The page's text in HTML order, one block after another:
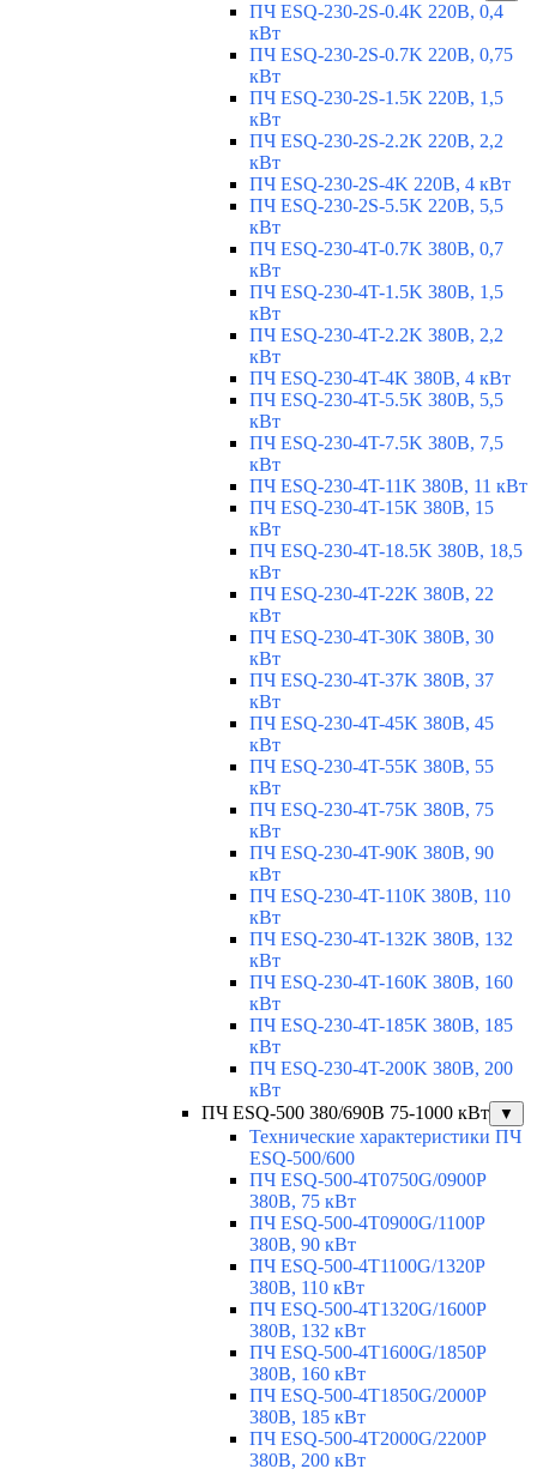
ПЧ ESQ-230-2S-0.4K 220В, 0,4
кВт
ПЧ ESQ-230-2S-0.7K 220В, 0,75
кВт
ПЧ ESQ-230-2S-1.5K 220В, 1,5
кВт
ПЧ ESQ-230-2S-2.2K 220В, 2,2
кВт
ПЧ ESQ-230-2S-4K 220В, 4 кВт
ПЧ ESQ-230-2S-5.5K 220В, 5,5
кВт
ПЧ ESQ-230-4T-0.7K 380В, 0,7
кВт
ПЧ ESQ-230-4T-1.5K 380В, 1,5
кВт
ПЧ ESQ-230-4T-2.2K 380В, 2,2
кВт
ПЧ ESQ-230-4T-4K 380В, 4 кВт
ПЧ ESQ-230-4T-5.5K 380В, 5,5
кВт
ПЧ ESQ-230-4T-7.5K 380В, 7,5
кВт
ПЧ ESQ-230-4T-11K 380В, 11 кВт
ПЧ ESQ-230-4T-15K 380В, 15
кВт
ПЧ ESQ-230-4T-18.5K 380В, 18,5
кВт
ПЧ ESQ-230-4T-22K 380В, 22
кВт
ПЧ ESQ-230-4T-30K 380В, 30
кВт
ПЧ ESQ-230-4T-37K 380В, 37
кВт
ПЧ ESQ-230-4T-45K 380В, 45
кВт
ПЧ ESQ-230-4T-55K 380В, 55
кВт
ПЧ ESQ-230-4T-75K 380В, 75
кВт
ПЧ ESQ-230-4T-90K 380В, 90
кВт
ПЧ ESQ-230-4T-110K 380В, 110
кВт
ПЧ ESQ-230-4T-132K 380В, 132
кВт
ПЧ ESQ-230-4T-160K 380В, 160
кВт
ПЧ ESQ-230-4T-185K 380В, 185
кВт
ПЧ ESQ-230-4T-200K 380В, 200
кВт
ПЧ ESQ-500 380/690В 75-1000 кВт
▼
Технические характеристики ПЧ
ESQ-500/600
ПЧ ESQ-500-4T0750G/0900P
380В, 75 кВт
ПЧ ESQ-500-4T0900G/1100P
380В, 90 кВт
ПЧ ESQ-500-4T1100G/1320P
380В, 110 кВт
ПЧ ESQ-500-4T1320G/1600P
380В, 132 кВт
ПЧ ESQ-500-4T1600G/1850P
380В, 160 кВт
ПЧ ESQ-500-4T1850G/2000P
380В, 185 кВт
ПЧ ESQ-500-4T2000G/2200P
380В, 200 кВт